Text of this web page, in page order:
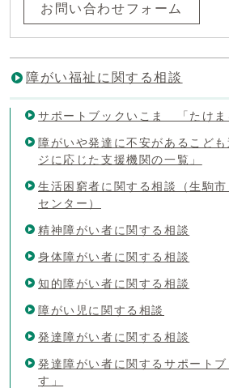
お問い合わせフォーム
障がい福祉に関する相談
サポートブックいこま 「たけま
障がいや発達に不安があるこど
ジに応じた支援機関の一覧」
生活困窮者に関する相談（生駒
センター）
精神障がい者に関する相談
身体障がい者に関する相談
知的障がい者に関する相談
障がい児に関する相談
発達障がい者に関する相談
発達障がい者に関するサポート
す」